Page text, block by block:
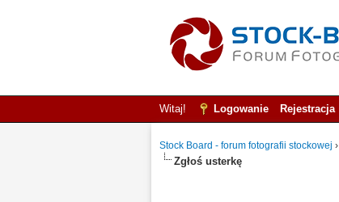
Witaj! Logowanie Rejestracja
Stock Board - forum fotografii stockowej ›
Zgłoś usterkę